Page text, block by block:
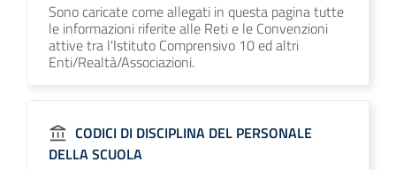
Sono caricate come allegati in questa pagina tutte
le informazioni riferite alle Reti e le Convenzioni
attive tra l'Istituto Comprensivo 10 ed altri
Enti/Realtà/Associazioni.
CODICI DI DISCIPLINA DEL PERSONALE
DELLA SCUOLA